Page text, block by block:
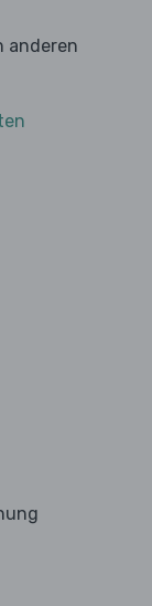
anderen